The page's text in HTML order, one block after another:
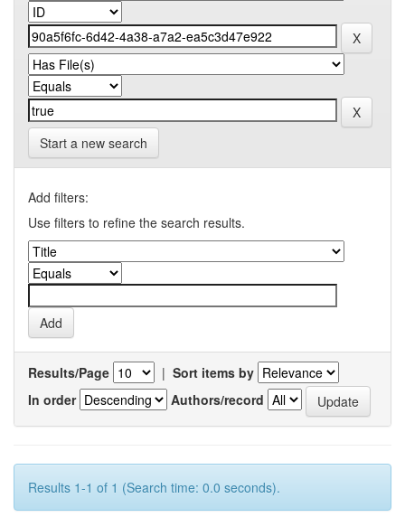
Start a new search
Add filters:
Use filters to refine the search results.
Results/Page | Sort items by
In order
Authors/record
Results 1-1 of 1 (Search time: 0.0 seconds).